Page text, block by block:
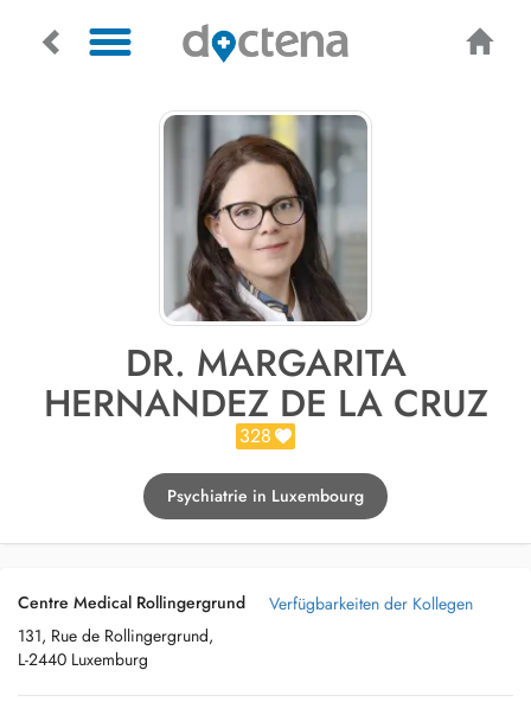
DR. MARGARITA
HERNANDEZ DE LA CRUZ
328
Psychiatrie in Luxembourg
Centre Medical Rollingergrund
131, Rue de Rollingergrund,
L-2440 Luxemburg
Verfügbarkeiten der Kollegen